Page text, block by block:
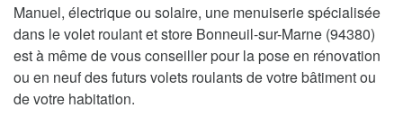
Manuel, électrique ou solaire, une menuiserie spécialisée
dans le volet roulant et store Bonneuil-sur-Marne (94380)
est à même de vous conseiller pour la pose en rénovation
ou en neuf des futurs volets roulants de votre bâtiment ou
de votre habitation.